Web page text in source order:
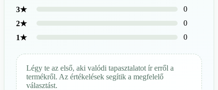
3★
0
2★
0
1★
0
Légy te az első, aki valódi tapasztalatot ír erről a
termékről. Az értékelések segítik a megfelelő
választást.